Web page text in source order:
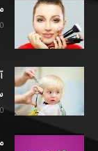
20
20